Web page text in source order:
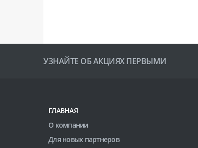
УЗНАЙТЕ ОБ АКЦИЯХ ПЕРВЫМИ
ГЛАВНАЯ
О компании
Для новых партнеров